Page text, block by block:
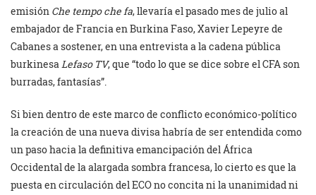
emisión Che tempo che fa, llevaría el pasado mes de julio al
embajador de Francia en Burkina Faso, Xavier Lepeyre de
Cabanes a sostener, en una entrevista a la cadena pública
burkinesaLefaso TV, que “todo lo que se dice sobre el CFA son
burradas, fantasías”.
Si bien dentro de este marco de conflicto económico-político
la creación de una nueva divisa habría de ser entendida como
un paso hacia la definitiva emancipación del África
Occidental de la alargada sombra francesa, lo cierto es que la
puesta en circulación del ECO no concita ni la unanimidad ni